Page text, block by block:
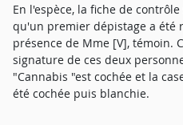
En l'espèce, la fiche de
qu'un premier dépistage a été
présence de Mme [V], témoin.
signature de ces deux
"Cannabis "est cochée et la
été cochée puis blanchie.